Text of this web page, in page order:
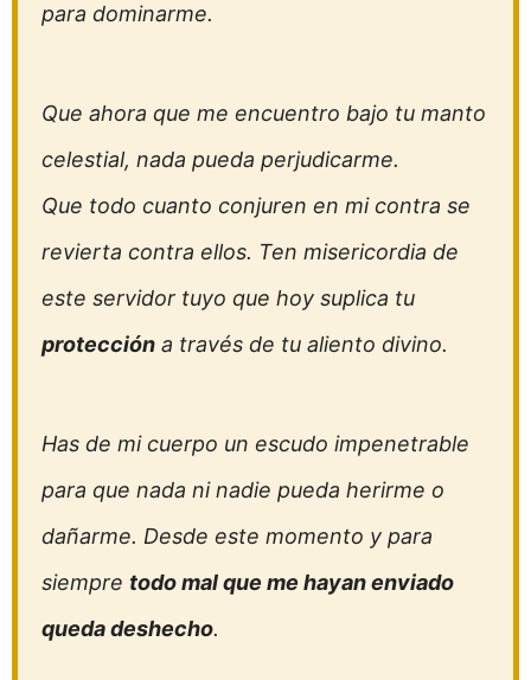
para dominarme.
Que ahora que me encuentro bajo tu manto
celestial, nada pueda perjudicarme.
Que todo cuanto conjuren en mi contra se
revierta contra ellos. Ten misericordia de
este servidor tuyo que hoy suplica tu
protección a través de tu aliento divino.
Has de mi cuerpo un escudo impenetrable
para que nada ni nadie pueda herirme o
dañarme. Desde este momento y para
siempre todo mal que me hayan enviado
queda deshecho.